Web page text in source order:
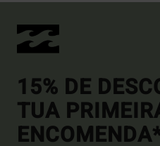
15% DE
TUA